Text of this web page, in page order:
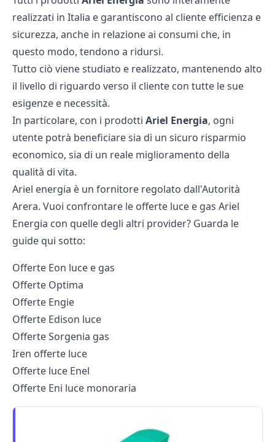
realizzati in Italia e garantiscono al cliente efficienza e
sicurezza, anche in relazione ai consumi che, in
questo modo, tendono a ridursi.
Tutto ciò viene studiato e realizzato, mantenendo alto
il livello di riguardo verso il cliente con tutte le sue
esigenze e necessità.
In particolare, con i prodotti Ariel Energia, ogni
utente potrà beneficiare sia di un sicuro risparmio
economico, sia di un reale miglioramento della
qualità di vita.
Ariel energia è un fornitore regolato dall'Autorità
Arera. Vuoi confrontare le offerte luce e gas Ariel
Energia con quelle degli altri provider? Guarda le
guide qui sotto:
Offerte Eon luce e gas
Offerte Optima
Offerte Engie
Offerte Edison luce
Offerte Sorgenia gas
Iren offerte luce
Offerte luce Enel
Offerte Eni luce monoraria